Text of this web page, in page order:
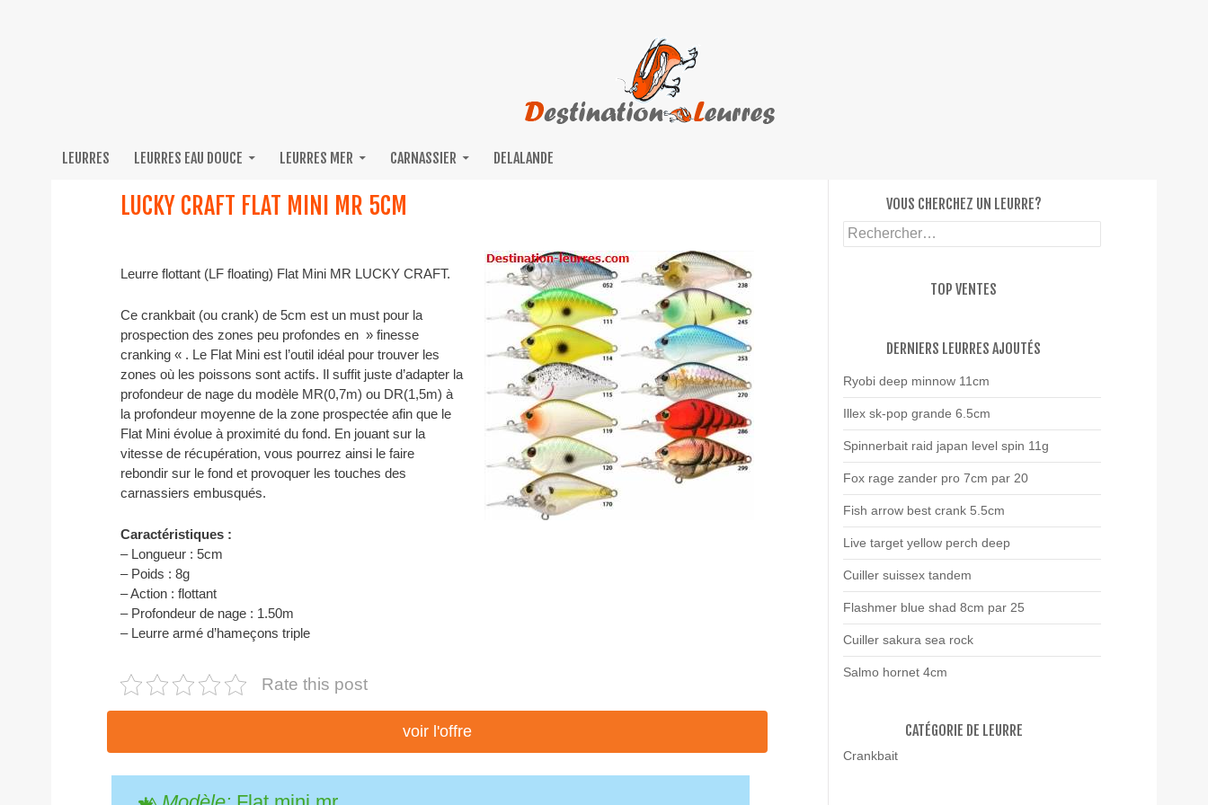
LEURRES LEURRES EAU DOUCE LEURRES MER CARNASSIER DELALANDE
LUCKY CRAFT FLAT MINI MR 5CM
Leurre flottant (LF floating) Flat Mini MR LUCKY CRAFT.
Ce crankbait (ou crank) de 5cm est un must pour la
prospection des zones peu profondes en » finesse
cranking « . Le Flat Mini est l’outil idéal pour trouver les
zones où les poissons sont actifs. Il suffit juste d’adapter la
profondeur de nage du modèle MR(0,7m) ou DR(1,5m) à
la profondeur moyenne de la zone prospectée afin que le
Flat Mini évolue à proximité du fond. En jouant sur la
vitesse de récupération, vous pourrez ainsi le faire
rebondir sur le fond et provoquer les touches des
carnassiers embusqués.
Caractéristiques :
– Longueur : 5cm
– Poids : 8g
– Action : flottant
– Profondeur de nage : 1.50m
– Leurre armé d’hameçons triple
Rate this post
voir l'offre
VOUS CHERCHEZ UN LEURRE?
Rechercher :
TOP VENTES
DERNIERS LEURRES AJOUTÉS
Ryobi deep minnow 11cm
Illex sk-pop grande 6.5cm
Spinnerbait raid japan level spin 11g
Fox rage zander pro 7cm par 20
Fish arrow best crank 5.5cm
Live target yellow perch deep
Cuiller suissex tandem
Flashmer blue shad 8cm par 25
Cuiller sakura sea rock
Salmo hornet 4cm
CATÉGORIE DE LEURRE
Crankbait